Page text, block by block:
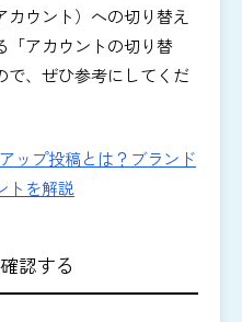
ウント）への切り替え
「アカウントの切り替
で、ぜひ参考にしてくだ
ップ投稿とは？ブランド
トを解説
認する